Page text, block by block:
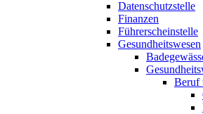
Datenschutzstelle
Finanzen
Führerscheinstelle
Gesundheitswesen
Beruf